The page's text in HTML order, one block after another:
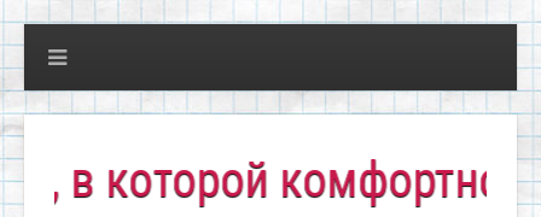
комфортно